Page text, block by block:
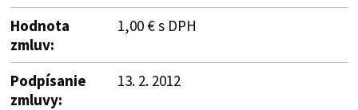
Hodnota
zmluv:
1,00 € s DPH
Podpísanie
zmluvy:
13. 2. 2012